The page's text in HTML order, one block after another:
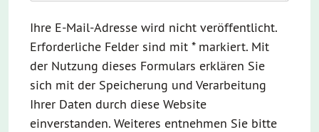
Ihre E-Mail-Adresse wird nicht veröffentlicht.
Erforderliche Felder sind mit * markiert. Mit
der Nutzung dieses Formulars erklären Sie
sich mit der Speicherung und Verarbeitung
Ihrer Daten durch diese Website
einverstanden. Weiteres entnehmen Sie bitte